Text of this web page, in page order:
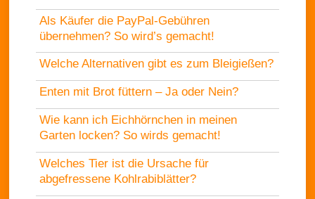
Als Käufer die PayPal-Gebühren
übernehmen? So wird’s gemacht!
Welche Alternativen gibt es zum Bleigießen?
Enten mit Brot füttern – Ja oder Nein?
Wie kann ich Eichhörnchen in meinen
Garten locken? So wirds gemacht!
Welches Tier ist die Ursache für
abgefressene Kohlrabiblätter?